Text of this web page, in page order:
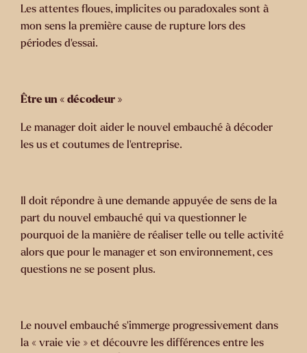
Les attentes floues, implicites ou paradoxales sont à
mon sens la première cause de rupture lors des
périodes d’essai.
Être un « décodeur »
Le manager doit aider le nouvel embauché à décoder
les us et coutumes de l’entreprise.
Il doit répondre à une demande appuyée de sens de la
part du nouvel embauché qui va questionner le
pourquoi de la manière de réaliser telle ou telle activité
alors que pour le manager et son environnement, ces
questions ne se posent plus.
Le nouvel embauché s’immerge progressivement dans
la « vraie vie » et découvre les différences entre les